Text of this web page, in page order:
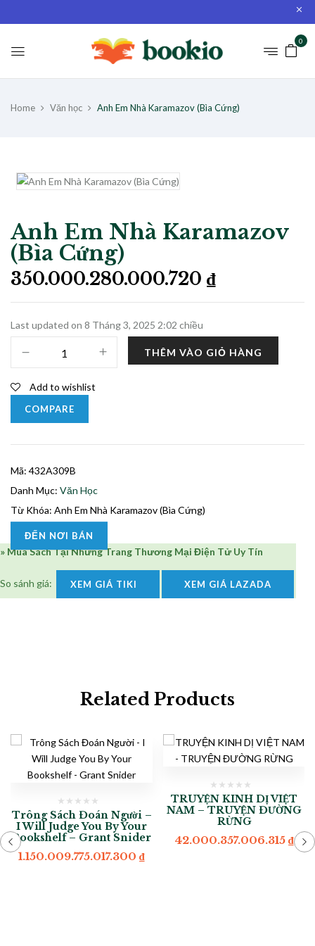
0
Home Văn học Anh Em Nhà Karamazov (Bìa Cứng)
Anh Em Nhà Karamazov
(Bìa Cứng)
350.000.280.000.720 ₫
Last updated on 8 Tháng 3, 2025 2:02 chiều
Karamazov
(Bìa
Cứng)
số
THÊM VÀO GIỎ HÀNG
Add to wishlist
COMPARE
Mã: 432A309B
Danh Mục: Văn Học
Từ Khóa: Anh Em Nhà Karamazov (Bìa Cứng)
ĐẾN NƠI BÁN
» Mua Sách Tại Những Trang Thương Mại Điện Tử Uy Tín
So sánh giá: XEM GIÁ TIKI XEM GIÁ LAZADA
Related Products
Trông Sách Đoán Người –
I Will Judge You By Your
Bookshelf – Grant Snider
1.150.009.775.017.300 ₫
TRUYỆN KINH DỊ VIỆT
NAM – TRUYỆN ĐƯỜNG
RỪNG
42.000.357.006.315 ₫